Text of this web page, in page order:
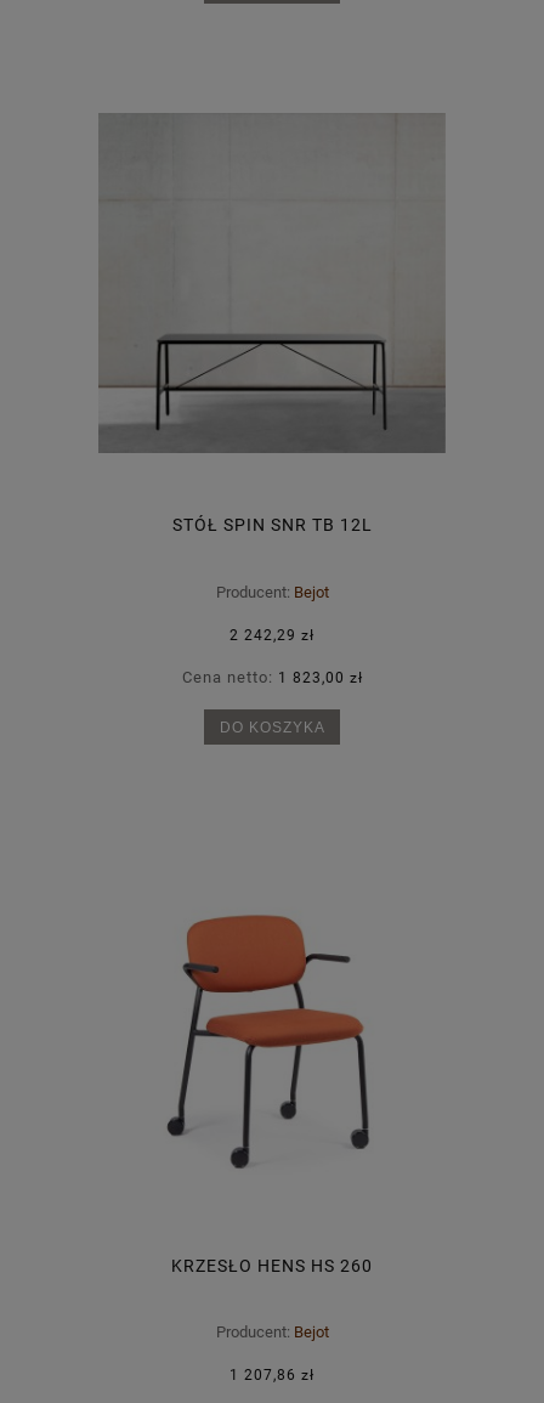
STÓŁ SPIN SNR TB 12L
Producent: Bejot
2 242,29 zł
Cena netto: 1 823,00 zł
DO KOSZYKA
KRZESŁO HENS HS 260
Producent: Bejot
1 207,86 zł